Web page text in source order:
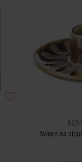
Svícen na